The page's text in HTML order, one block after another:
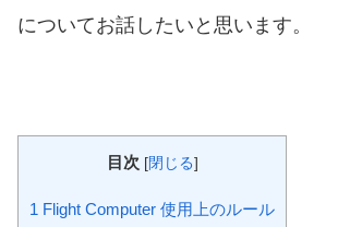
についてお話したいと思います。
目次 [閉じる]
1 Flight Computer 使用上のルール